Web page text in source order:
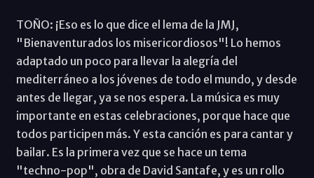
TOÑO: ¡Eso es lo que dice el lema de la JMJ,
"Bienaventurados los misericordiosos"! Lo hemos
adaptado un poco para llevar la alegría del
mediterráneo a los jóvenes de todo el mundo, y desde
antes de llegar, ya se nos espera. La música es muy
importante en estas celebraciones, porque hace que
todos participen más. Y esta canción es para cantar y
bailar. Es la primera vez que se hace un tema
"techno-pop", obra de David Santafe, y es un rollo